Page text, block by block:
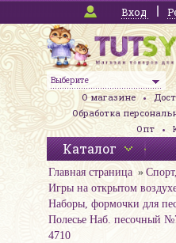
Вход
Выберите
О магазине
Обработка
Опт
Каталог
Главная страница
Игры на открытом
Наборы, формочки для
Полесье Наб. песочный
4710